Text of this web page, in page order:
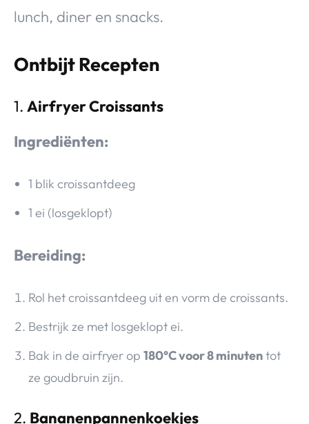
lunch, diner en snacks.
Ontbijt Recepten
1. Airfryer Croissants
Ingrediënten:
1 blik croissantdeeg
1 ei (losgeklopt)
Bereiding:
Rol het croissantdeeg uit en vorm de croissants.
Bestrijk ze met losgeklopt ei.
Bak in de airfryer op 180°C voor 8 minutentot
ze goudbruin zijn.
2. Bananenpannenkoekjes